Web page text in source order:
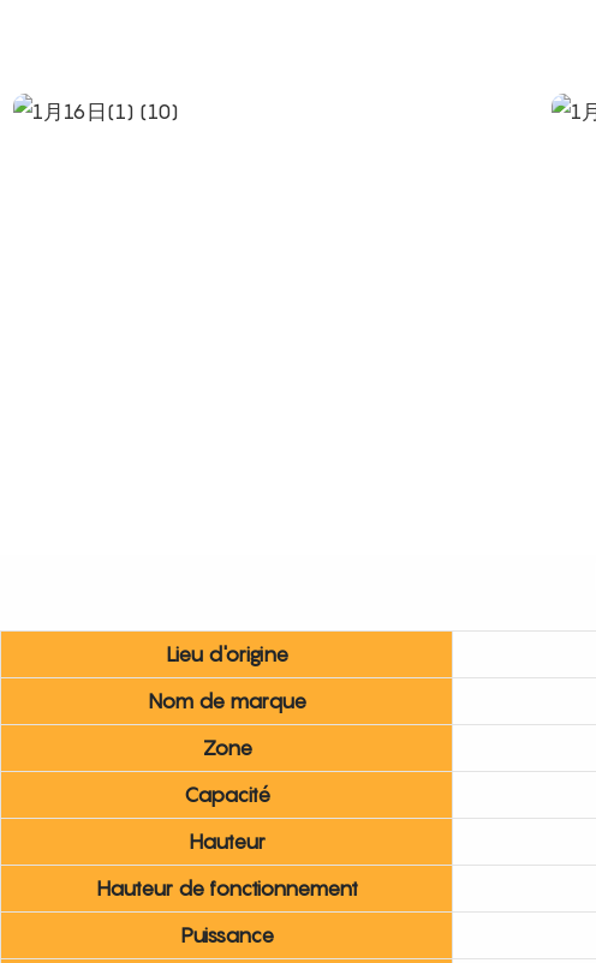
Lieu d'origine
Nom de marque
Zone
Capacité
Hauteur
Hauteur de fonctionnement
Puissance